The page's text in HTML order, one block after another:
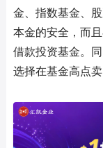
金、指数基金、
本金的安全，而
借款投资基金。
选择在基金高点卖